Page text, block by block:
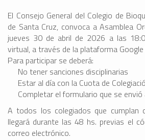
El Consejo General del Colegio de
de Santa Cruz, convoca a Asamblea
jueves 30 de abril de 2026 a las
virtual, a través de la plataforma
Para participar se deberá:
No tener sanciones disciplinarias
Estar al día con la Cuota de
Completar el formulario que se
A todos los colegiados que cumplan
llegará durante las 48 hs. previas el
correo electrónico.